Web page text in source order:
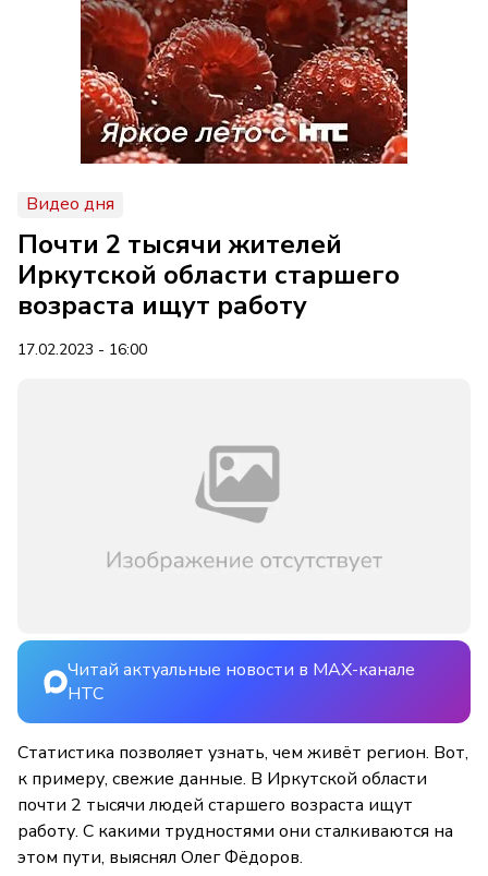
Видео дня
Почти 2 тысячи жителей
Иркутской области старшего
возраста ищут работу
17.02.2023 - 16:00
Читай актуальные новости в MAX-канале
НТС
Статистика позволяет узнать, чем живёт регион. Вот,
к примеру, свежие данные. В Иркутской области
почти 2 тысячи людей старшего возраста ищут
работу. С какими трудностями они сталкиваются на
этом пути, выяснял Олег Фёдоров.